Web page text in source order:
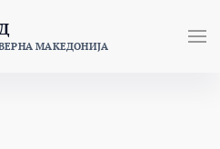
МАКЕДОНИЈА